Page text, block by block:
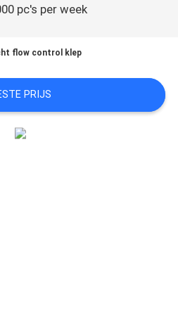
pc's per week
flow control klep
PRIJS